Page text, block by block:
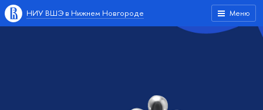
Меню
НИУ ВШЭ в Нижнем Новгороде